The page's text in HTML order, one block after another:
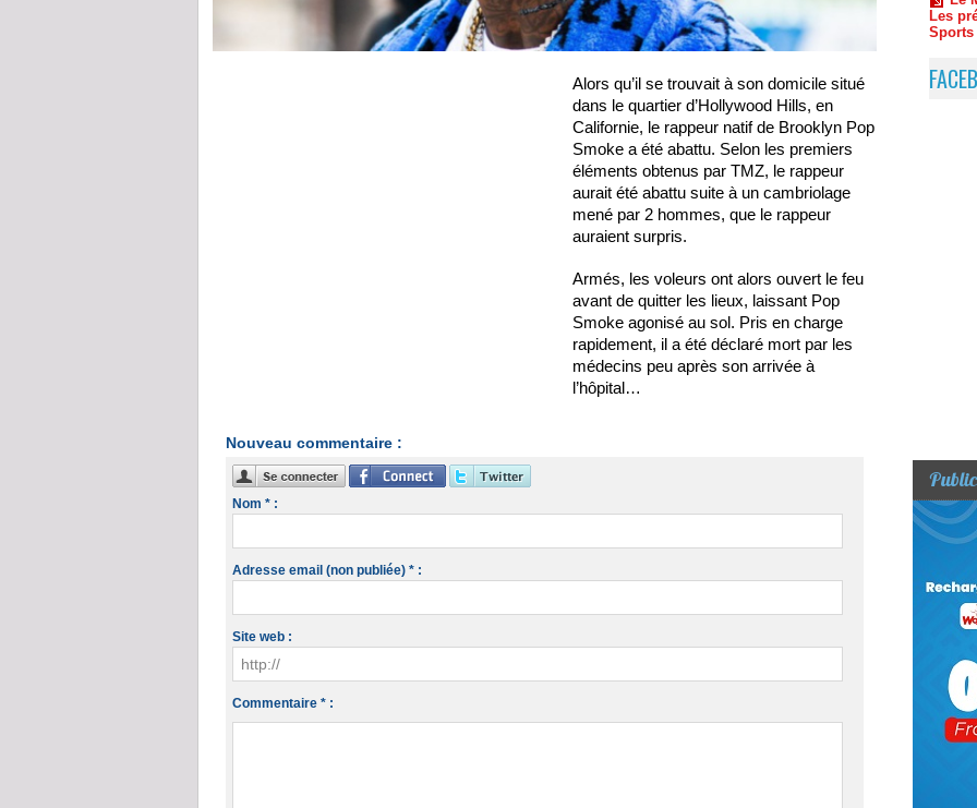
Alors qu’il se trouvait à son domicile situé
dans le quartier d’Hollywood Hills, en
Californie, le rappeur natif de Brooklyn Pop
Smoke a été abattu. Selon les premiers
éléments obtenus par TMZ, le rappeur
aurait été abattu suite à un cambriolage
mené par 2 hommes, que le rappeur
auraient surpris.
Armés, les voleurs ont alors ouvert le feu
avant de quitter les lieux, laissant Pop
Smoke agonisé au sol. Pris en charge
rapidement, il a été déclaré mort par les
médecins peu après son arrivée à
l’hôpital…
Nouveau commentaire :
Nom * :
Adresse email (non publiée) * :
Site web :
Commentaire * :